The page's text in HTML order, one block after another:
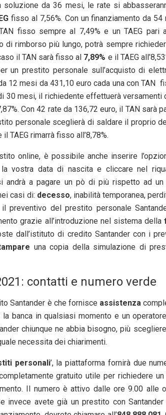
soluzione da 36 mesi, le rate si
fisso al 7,56%. Con un finanziamento da 54
fisso sempre al 7,49% e un TAEG pari
di rimborso più lungo, potrà sempre
il TAN sarà fisso al 7,89% e il TAEG
un prestito personale sull’acquisto di
12 mesi da 431,10 euro cada una con TAN
30 mesi, il richiedente effettuerà versamenti
Con 42 rate da 136,72 euro, il TAN sarà
personale sceglierà di saldare il proprio
TAEG rimarrà fisso all’8,78%.
online, è possibile anche inserire
vostra data di nascita e cliccare nel
andrà a pagare un pò di più rispetto ad un
casi di: decesso, inabilità temporanea,
preventivo del prestito personale
grazie all’introduzione nel sistema della
dall’istituto di credito Santander con i
una copia della simulazione di
contatti e numero verde
Santander è che fornisce assistenza
banca in qualsiasi momento e un
chiunque ne abbia bisogno, più
necessita dei chiarimenti.
personali’, la piattaforma fornirà due
gratuito utile per richiedere
Il numero è attivo dalle ore 9.00 alle
invece avete già un prestito con